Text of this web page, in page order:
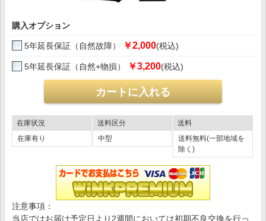
購入オプション
5年延長保証（自然故障） ￥2,000(税込)
5年延長保証（自然+物損） ￥3,200(税込)
在庫状況
在庫有り
送料区分
中型
送料
送料無料(一部地域を
除く)
注意事項：
当店ではお届け予定日より2週間においては初期不良交換を行っ